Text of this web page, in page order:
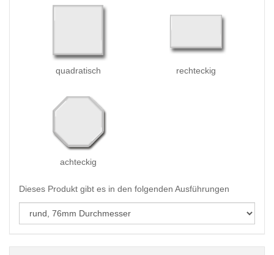
quadratisch rechteckig
achteckig
Dieses Produkt gibt es in den folgenden Ausführungen